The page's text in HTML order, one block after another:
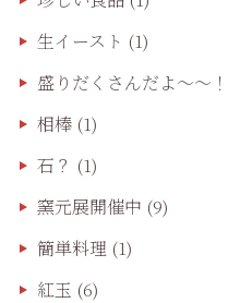
生イースト (1)
盛りだくさんだよ〜〜！
相棒(1)
石？ (1)
窯元展開催中 (9)
簡単料理 (1)
紅玉 (6)